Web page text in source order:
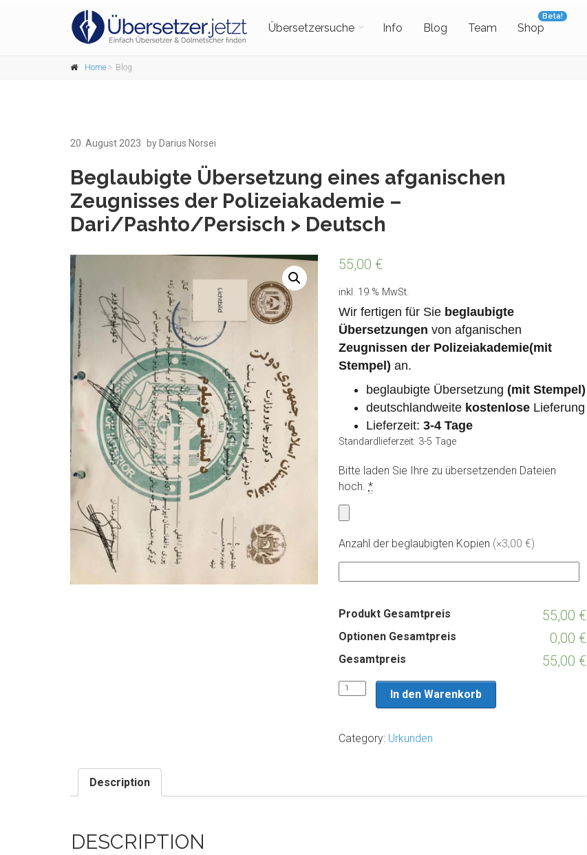
Übersetzersuche Info Blog Team Shop
Beta!
Home Blog
20. August 2023 by Darius Norsei
Beglaubigte Übersetzung eines afganischen
Zeugnisses der Polizeiakademie –
Dari/Pashto/Persisch > Deutsch
55,00 €
inkl. 19 % MwSt.
Wir fertigen für Sie beglaubigte
Übersetzungen von afganischen
Zeugnissen der Polizeiakademie(mit
Stempel) an.
beglaubigte Übersetzung (mit Stempel)
deutschlandweite kostenlose Lieferung
Lieferzeit: 3-4 Tage
Standardlieferzeit: 3-5 Tage
Bitte laden Sie Ihre zu übersetzenden Dateien
hoch. *
Anzahl der beglaubigten Kopien (×3,00 €)
Produkt Gesamtpreis 55,00 €
Optionen Gesamtpreis 0,00 €
Gesamtpreis 55,00 €
Beglaubigte
Übersetzung
der
Deutsch
In den Warenkorb
Category: Urkunden
Description
DESCRIPTION